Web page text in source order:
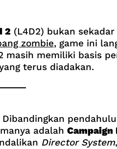
2 (L4D2) bukan
zombie, game ini
memiliki basis
terus diadakan.
adalah Campaign
Director System